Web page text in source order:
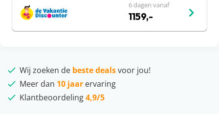
6 dagen vanaf
1159,-
Wij zoeken de beste dealsvoor jou!
Meer dan 10 jaar ervaring
Klantbeoordeling4,9/5